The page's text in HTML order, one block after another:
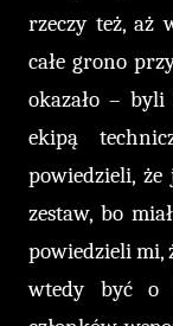
rzeczy też, aż
całe grono
okazało – byli
ekipą
powiedzieli, że
zestaw, bo
powiedzieli mi,
wtedy być o